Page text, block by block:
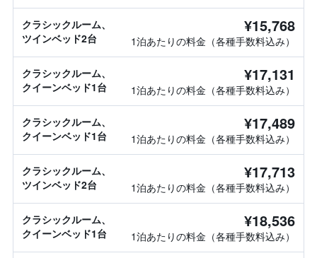
クラシックルーム、
ツインベッド2台
¥15,768
1泊あたりの料金（各種手数料込み）
クラシックルーム、
クイーンベッド1台
¥17,131
1泊あたりの料金（各種手数料込み）
クラシックルーム、
クイーンベッド1台
¥17,489
1泊あたりの料金（各種手数料込み）
クラシックルーム、
ツインベッド2台
¥17,713
1泊あたりの料金（各種手数料込み）
クラシックルーム、
クイーンベッド1台
¥18,536
1泊あたりの料金（各種手数料込み）